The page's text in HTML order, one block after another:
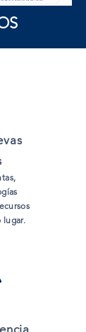
lugar.